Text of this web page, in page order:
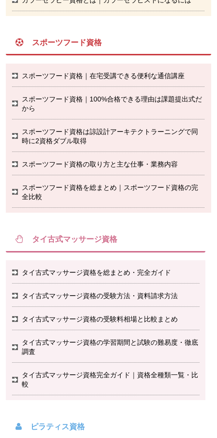
スポーツフード資格
スポーツフード資格｜在宅受講できる便利な通信講座
スポーツフード資格｜100%合格できる理由は課題提出式だ
から
スポーツフード資格は諒設計アーキテクトラーニングで同
時に2資格ダブル取得
スポーツフード資格の取り方と主な仕事・業務内容
スポーツフード資格を総まとめ｜スポーツフード資格の完
全比較
タイ古式マッサージ資格
タイ古式マッサージ資格を総まとめ・完全ガイド
タイ古式マッサージ資格の受験方法・資料請求方法
タイ古式マッサージ資格の受験料相場と比較まとめ
タイ古式マッサージ資格の学習期間と試験の難易度・徹底
調査
タイ古式マッサージ資格完全ガイド｜資格全種類一覧・比
較
ピラティス資格